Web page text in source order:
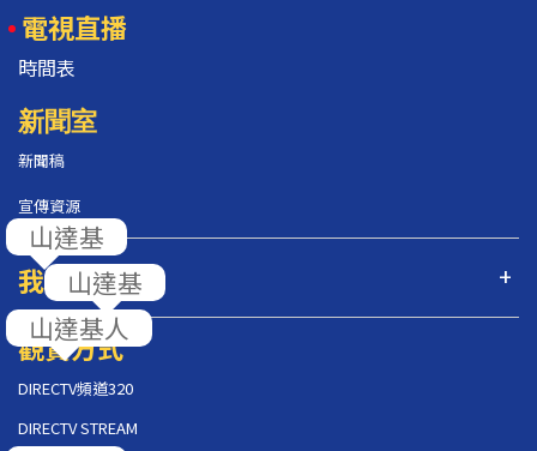
電視直播
時間表
新聞室
新聞稿
宣傳資源
我們的節目
觀賞方式
DIRECTV頻道320
DIRECTV STREAM